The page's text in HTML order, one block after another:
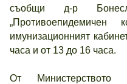
съобщи д-р
имунизационният
часа и от 13 до 16 часа.
От Министерството